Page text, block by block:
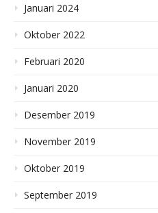
Januari 2024
Oktober 2022
Februari 2020
Januari 2020
Desember 2019
November 2019
Oktober 2019
September 2019